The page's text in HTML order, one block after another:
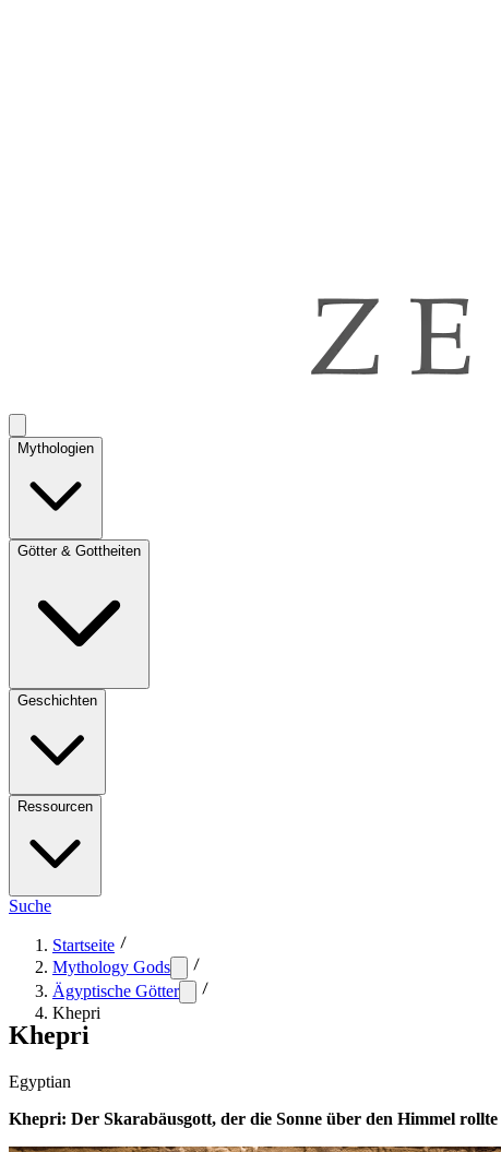
Mythologien
Götter & Gottheiten
Geschichten
Ressourcen
Suche
Startseite
Mythology Gods
Ägyptische Götter
Khepri
Khepri
Egyptian
Khepri: Der Skarabäusgott, der die Sonne über den Himmel rollte